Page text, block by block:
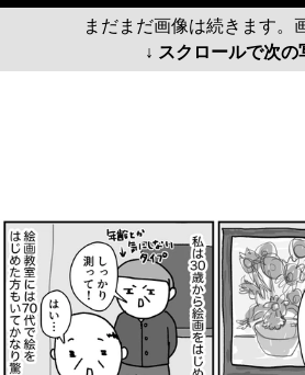
まだまだ画像は続きます。
↓ スクロールで次の